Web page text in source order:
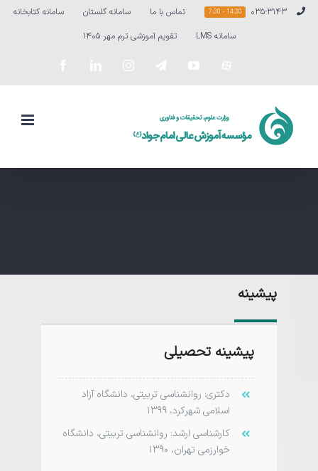
Skip
۰۳۵-۳۱۴۳ 14:30 - 7:30 تماس با ما سامانه گلستان
سامانه کتابخانه
سامانه LMS
تقویم آموزشی ترم مهر ۱۴۰۵
YouTubeسفارشی
پیشینه
پیشینه تحصیلی
دکتری: روانشناسی تربیتی، دانشگاه آزاد
اسلامی شهرکرد، ۱۳۹۹
کارشناسی ارشد: روانشناسی تربیتی، دانشگاه
خوارزمی تهران، ۱۳۹۰